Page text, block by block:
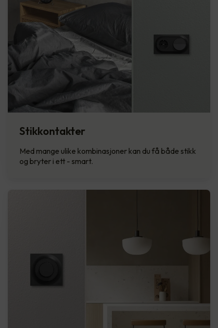
Stikkontakter
Med mange ulike kombinasjoner kan du få både stikk
og bryter i ett - smart.